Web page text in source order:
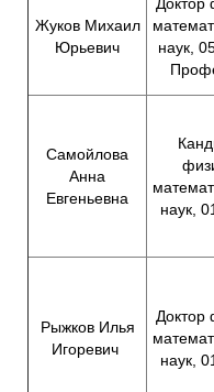
Жуков Михаил
Юрьевич
наук,
Самойлова
Анна
Евгеньевна
наук,
Рыжков Илья
Игоревич
Доктор
наук,